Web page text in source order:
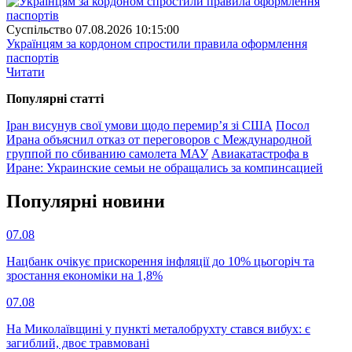
Суспiльство 07.08.2026 10:15:00
Українцям за кордоном спростили правила оформлення
паспортів
Читати
Популярнi статтi
Іран висунув свої умови щодо перемир’я зі США Посол
Ирана объяснил отказ от переговоров с Международной
группой по сбиванию самолета МАУ Авиакатастрофа в
Иране: Украинские семьи не обращались за компинсацией
Популярнi новини
07.08
Нацбанк очікує прискорення інфляції до 10% цьогоріч та
зростання економіки на 1,8%
07.08
На Миколаївщині у пункті металобрухту стався вибух: є
загиблий, двоє травмовані